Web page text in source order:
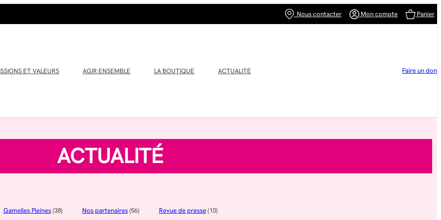
Nous contacter Mon compte Panier
ET VALEURS AGIR ENSEMBLE LA BOUTIQUE ACTUALITÉ Faire un don
ACTUALITÉ
Gamelles Pleines(38) Nos partenaires(56) Revue de presse(10)